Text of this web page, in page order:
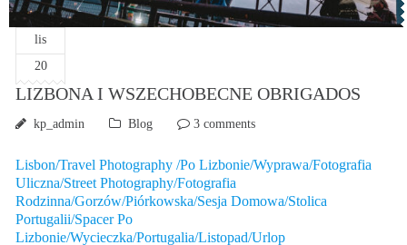
lis
20
LIZBONA I WSZECHOBECNE OBRIGADOS
kp_admin Blog 3 comments
Lisbon/Travel Photography /Po Lizbonie/Wyprawa/Fotografia
Uliczna/Street Photography/Fotografia
Rodzinna/Gorzów/Piórkowska/Sesja Domowa/Stolica
Portugalii/Spacer Po
Lizbonie/Wycieczka/Portugalia/Listopad/Urlop